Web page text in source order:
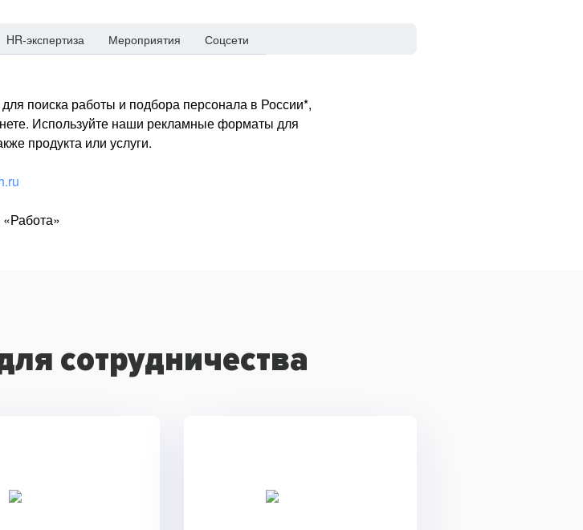
HR-экспертиза Мероприятия Соцсети
поиска работы и подбора персонала в России*,
Используйте наши рекламные форматы для
продукта или услуги.
сотрудничества